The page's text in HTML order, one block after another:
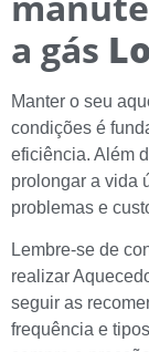
a gás
Manter o seu
condições é
eficiência. Além
prolongar a vida
problemas e
Lembre-se de
realizar
seguir as
frequência e